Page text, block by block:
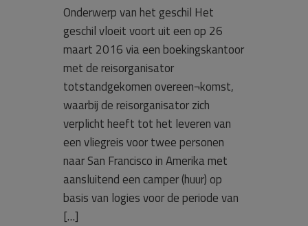
Onderwerp van het geschil Het
geschil vloeit voort uit een op 26
maart 2016 via een boekingskantoor
met de reisorganisator
totstandgekomen overeen¬komst,
waarbij de reisorganisator zich
verplicht heeft tot het leveren van
een vliegreis voor twee personen
naar San Francisco in Amerika met
aansluitend een camper (huur) op
basis van logies voor de periode van
[…]